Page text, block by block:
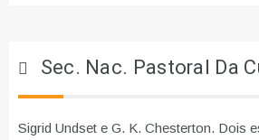
Sec. Nac. Pastoral Da
Sigrid Undset e G. K. Chesterton. Dois